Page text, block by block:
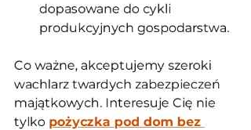
dopasowane do cykli
produkcyjnych gospodarstwa.
Co ważne, akceptujemy szeroki
wachlarz twardych zabezpieczeń
majątkowych. Interesuje Cię nie
tylko pożyczka pod dom bez